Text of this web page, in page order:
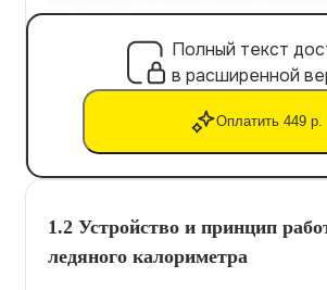
Полный текст
в расширенной
Оплатить 449 р.
1.2 Устройство и принцип
ледяного калориметра